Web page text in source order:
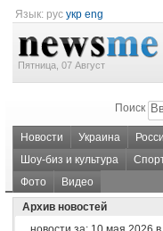
Язык: рус укр eng
Пятница, 07 Август
Поиск
Новости Украина
Шоу-биз и культура
Фото
Видео
Архив новостей